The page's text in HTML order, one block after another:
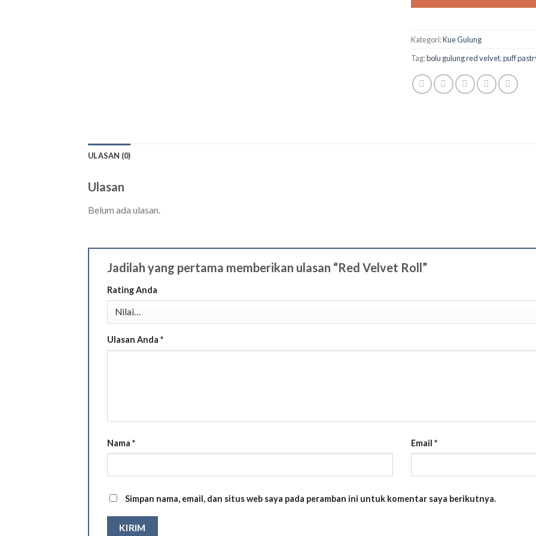
Kategori:Kue Gulung
Tag:bolu gulung red velvet,puff
ULASAN (0)
Ulasan
Belum ada ulasan.
Jadilah yang pertama memberikan ulasan “Red Velvet Roll”
Rating Anda
Ulasan Anda *
Nama * Email *
Simpan nama, email, dan situs web saya pada peramban ini untuk komentar saya berikutnya.